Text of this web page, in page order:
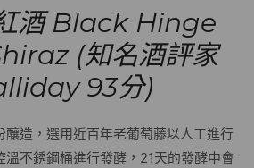
酒 Black Hinge
(知名酒評家
93分)
釀造，選用近百年老葡萄藤以人工進行
溫不銹鋼桶進行發酵，21天的發酵中會